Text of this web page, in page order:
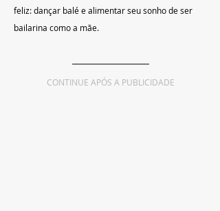
feliz: dançar balé e alimentar seu sonho de ser
bailarina como a mãe.
CONTINUE APÓS A PUBLICIDADE